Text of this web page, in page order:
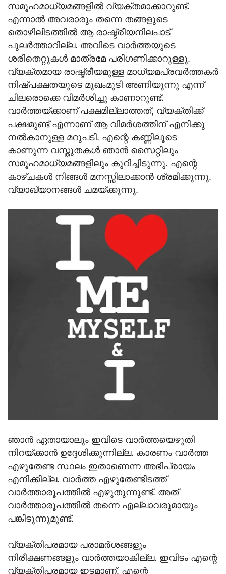
സമൂഹമാധ്യമങ്ങളില്‍ വ്യക്തമാക്കാറുണ്ട്.
എന്നാല്‍ അവരാരും തന്നെ തങ്ങളുടെ
തൊഴിലിടത്തില്‍ ആ രാഷ്ട്രീയനിലപാട്
പുലര്‍ത്താറില്ല. അവിടെ വാര്‍ത്തയുടെ
ശരിതെറ്റുകള്‍ മാത്രമേ പരിഗണിക്കാറുള്ളൂ.
വ്യക്തമായ രാഷ്ട്രീയമുള്ള മാധ്യമപ്രവര്‍ത്തകര്‍
നിഷ്പക്ഷതയുടെ മുഖംമൂടി അണിയുന്നു എന്ന്
ചിലരൊക്കെ വിമര്‍ശിച്ചു കാണാറുണ്ട്.
വാര്‍ത്തയ്ക്കാണ് പക്ഷമില്ലാത്തത്, വ്യക്തിക്ക്
പക്ഷമുണ്ട് എന്നാണ് ആ വിമര്‍ശത്തിന് എനിക്കു
നല്‍കാനുള്ള മറുപടി. എന്റെ കണ്ണിലൂടെ
കാണുന്ന വസ്തുതകള്‍ ഞാന്‍ സൈറ്റിലും
സമൂഹമാധ്യമങ്ങളിലും കുറിച്ചിടുന്നു. എന്റെ
കാഴ്ചകള്‍ നിങ്ങള്‍ മനസ്സിലാക്കാന്‍ ശ്രമിക്കുന്നു.
വ്യാഖ്യാനങ്ങള്‍ ചമയ്ക്കുന്നു.
ഞാന്‍ ഏതായാലും ഇവിടെ വാര്‍ത്തയെഴുതി
നിറയ്ക്കാന്‍ ഉദ്ദേശിക്കുന്നില്ല. കാരണം വാര്‍ത്ത
എഴുതേണ്ട സ്ഥലം ഇതാണെന്ന അഭിപ്രായം
എനിക്കില്ല. വാര്‍ത്ത എഴുതേണ്ടിടത്ത്
വാര്‍ത്താരൂപത്തില്‍ എഴുതുന്നുണ്ട്. അത്
വാര്‍ത്താരൂപത്തില്‍ തന്നെ എല്ലാവരുമായും
പങ്കിടുന്നുമുണ്ട്.
വ്യക്തിപരമായ പരാമര്‍ശങ്ങളും
നിരീക്ഷണങ്ങളും വാര്‍ത്തയാകില്ല. ഇവിടം എന്റെ
വ്യക്തിപരമായ ഇടമാണ്. എന്റെ